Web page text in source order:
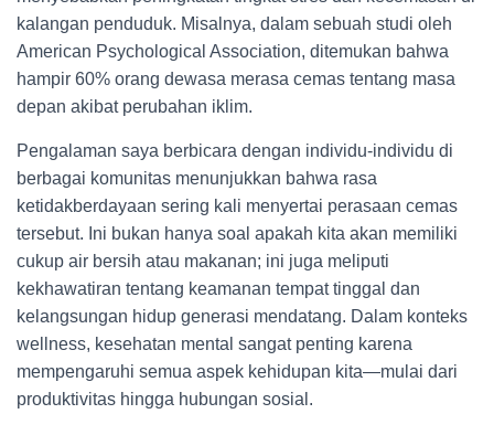
kalangan penduduk. Misalnya, dalam sebuah studi oleh
American Psychological Association, ditemukan bahwa
hampir 60% orang dewasa merasa cemas tentang masa
depan akibat perubahan iklim.
Pengalaman saya berbicara dengan individu-individu di
berbagai komunitas menunjukkan bahwa rasa
ketidakberdayaan sering kali menyertai perasaan cemas
tersebut. Ini bukan hanya soal apakah kita akan memiliki
cukup air bersih atau makanan; ini juga meliputi
kekhawatiran tentang keamanan tempat tinggal dan
kelangsungan hidup generasi mendatang. Dalam konteks
wellness, kesehatan mental sangat penting karena
mempengaruhi semua aspek kehidupan kita—mulai dari
produktivitas hingga hubungan sosial.